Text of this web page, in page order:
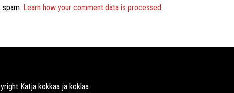
Learn how your comment data is processed.
Katja kokkaa ja koklaa